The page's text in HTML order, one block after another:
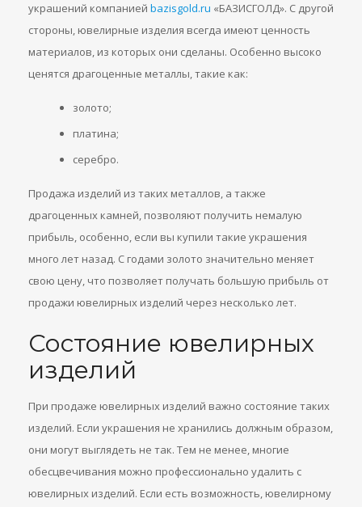
украшений компанией bazisgold.ru «БАЗИСГОЛД». С другой
стороны, ювелирные изделия всегда имеют ценность
материалов, из которых они сделаны. Особенно высоко
ценятся драгоценные металлы, такие как:
золото;
платина;
серебро.
Продажа изделий из таких металлов, а также
драгоценных камней, позволяют получить немалую
прибыль, особенно, если вы купили такие украшения
много лет назад. С годами золото значительно меняет
свою цену, что позволяет получать большую прибыль от
продажи ювелирных изделий через несколько лет.
Состояние ювелирных
изделий
При продаже ювелирных изделий важно состояние таких
изделий. Если украшения не хранились должным образом,
они могут выглядеть не так. Тем не менее, многие
обесцвечивания можно профессионально удалить с
ювелирных изделий. Если есть возможность, ювелирному